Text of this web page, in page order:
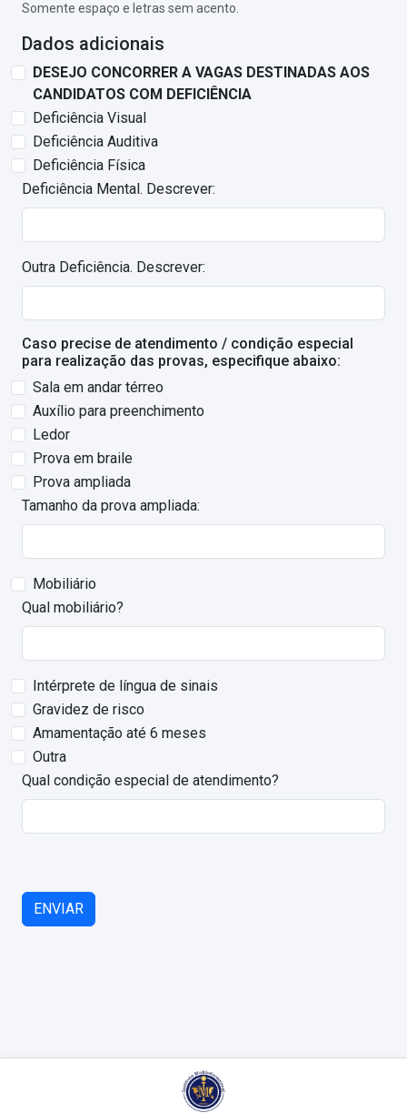
Somente espaço e letras sem acento.
Dados adicionais
DESEJO CONCORRER A VAGAS DESTINADAS AOS
CANDIDATOS COM DEFICIÊNCIA
Deficiência Visual
Deficiência Auditiva
Deficiência Física
Deficiência Mental. Descrever:
Outra Deficiência. Descrever:
Caso precise de atendimento / condição especial
para realização das provas, especifique abaixo:
Sala em andar térreo
Auxílio para preenchimento
Ledor
Prova em braile
Prova ampliada
Tamanho da prova ampliada:
Mobiliário
Qual mobiliário?
Intérprete de língua de sinais
Gravidez de risco
Amamentação até 6 meses
Outra
Qual condição especial de atendimento?
ENVIAR